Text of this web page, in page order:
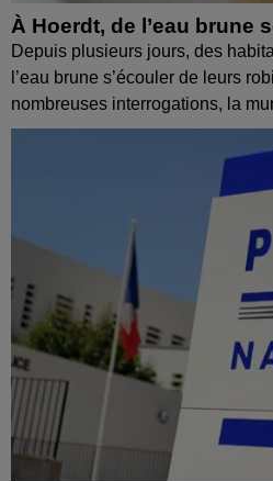
À Hoerdt, de l’eau brune
Depuis plusieurs jours, des
l’eau brune s’écouler de leurs
nombreuses interrogations, la